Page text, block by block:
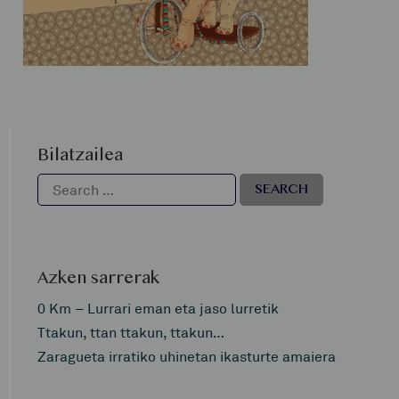
Bilatzailea
Azken sarrerak
0 Km – Lurrari eman eta jaso lurretik
Ttakun, ttan ttakun, ttakun…
Zaragueta irratiko uhinetan ikasturte amaiera